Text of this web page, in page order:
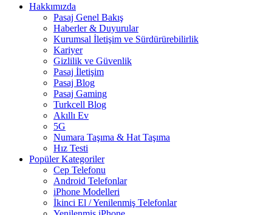
Hakkımızda
Pasaj Genel Bakış
Haberler & Duyurular
Kurumsal İletişim ve Sürdürürebilirlik
Kariyer
Gizlilik ve Güvenlik
Pasaj İletişim
Pasaj Blog
Pasaj Gaming
Turkcell Blog
Akıllı Ev
5G
Numara Taşıma & Hat Taşıma
Hız Testi
Popüler Kategoriler
Cep Telefonu
Android Telefonlar
iPhone Modelleri
İkinci El / Yenilenmiş Telefonlar